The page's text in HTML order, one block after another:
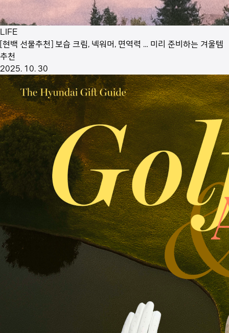
LIFE
[현백 선물추천] 보습 크림, 넥워머, 면역력 … 미리 준비하는 겨울템
추천
2025. 10. 30